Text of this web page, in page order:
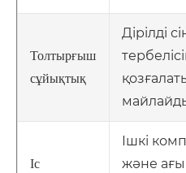
Толтырғыш
сұйықтық
Дірілді
Іс
Ішкі
және